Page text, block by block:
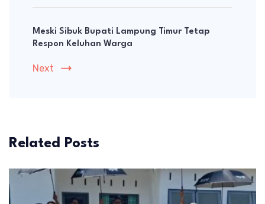
Meski Sibuk Bupati Lampung Timur Tetap
Respon Keluhan Warga
Next
Related Posts